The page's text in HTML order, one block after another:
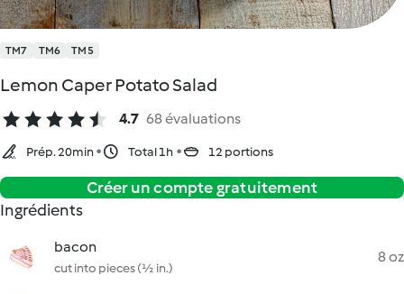
TM7 TM6 TM5
Lemon Caper Potato Salad
4.7 68 évaluations
Prép. 20min Total 1h 12 portions
Créer un compte gratuitement
Ingrédients
bacon
cut into pieces (½ in.)
8 oz